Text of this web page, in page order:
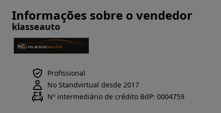
Informações sobre o vendedor
klasseauto
Profissional
No Standvirtual desde 2017
Nº intermediário de crédito BdP: 0004759